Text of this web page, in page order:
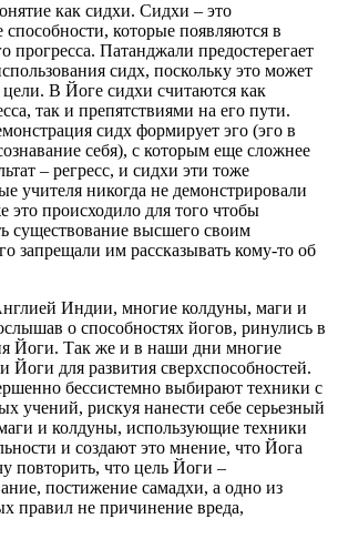
как сидхи. Сидхи – это
способности, которые появляются в
прогресса. Патанджали предостерегает
сидх, поскольку это может
цели. В Йоге сидхи считаются как
так и препятствиями на его пути.
сидх формирует эго (эго в
себя), с которым еще сложнее
– регресс, и сидхи эти тоже
учителя никогда не демонстрировали
это происходило для того чтобы
существование высшего своим
запрещали им рассказывать кому-то об
Индии, многие колдуны, маги и
о способностях йогов, ринулись в
Йоги. Так же и в наши дни многие
Йоги для развития сверхспособностей.
бессистемно выбирают техники с
учений, рискуя нанести себе серьезный
и колдуны, использующие техники
и создают это мнение, что Йога
повторить, что цель Йоги –
постижение самадхи, а одно из
правил не причинение вреда,